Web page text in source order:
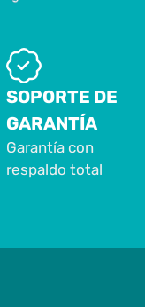
SOPORTE DE
GARANTÍA
Garantía con
respaldo total